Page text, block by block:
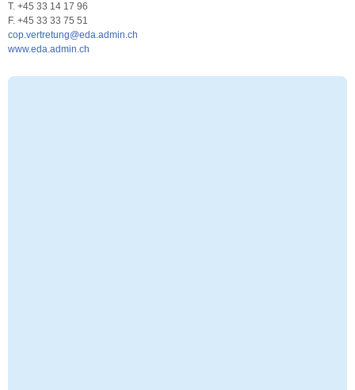
T. +45 33 14 17 96
F. +45 33 33 75 51
cop.vertretung@eda.admin.ch
www.eda.admin.ch